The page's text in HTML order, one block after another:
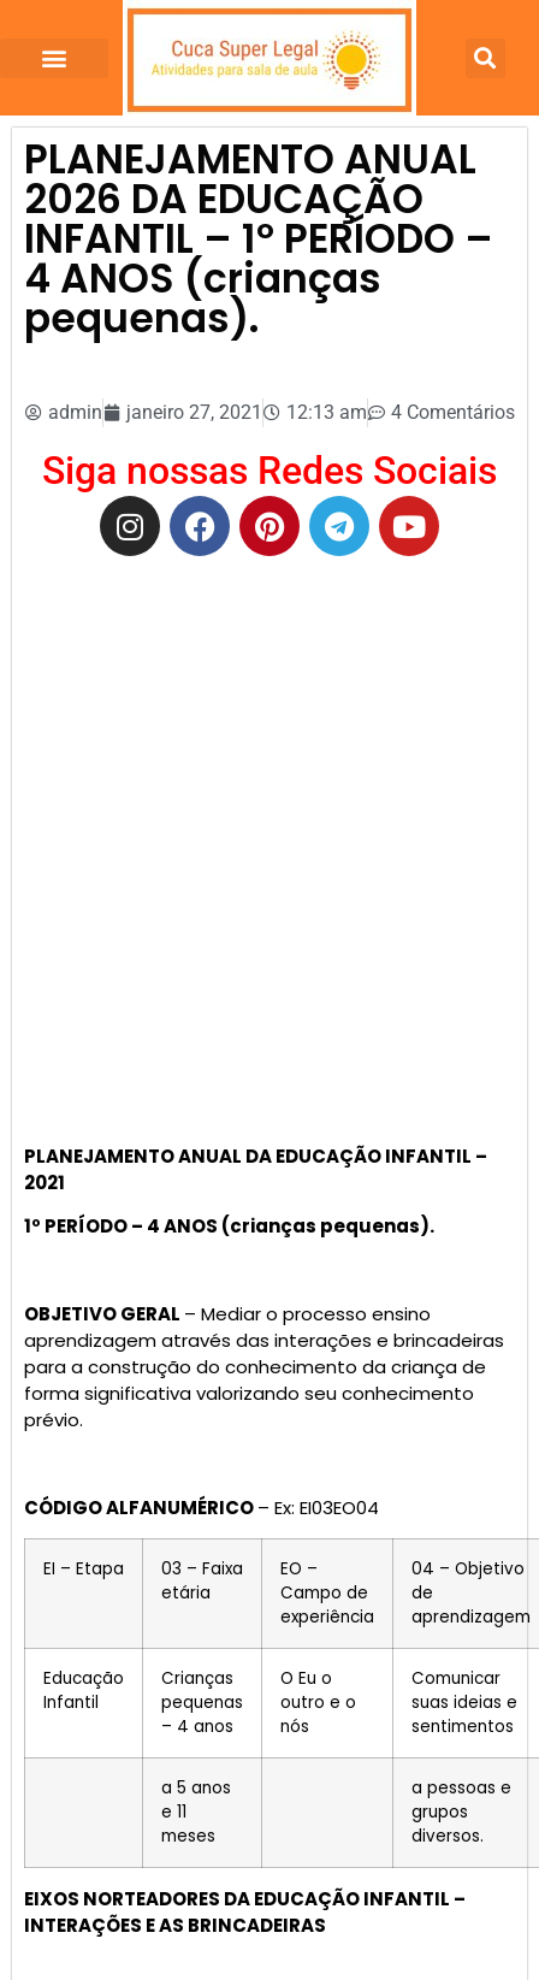
PLANEJAMENTO ANUAL
2026 DA EDUCAÇÃO
INFANTIL – 1º PERÍODO –
4 ANOS (crianças
pequenas).
admin janeiro 27, 2021 12:13 am 4 Comentários
Siga nossas Redes Sociais
PLANEJAMENTO ANUAL DA EDUCAÇÃO INFANTIL –
2021
1º PERÍODO – 4 ANOS (crianças pequenas).
OBJETIVO GERAL – Mediar o processo ensino
aprendizagem através das interações e brincadeiras
para a construção do conhecimento da criança de
forma significativa valorizando seu conhecimento
prévio.
CÓDIGO ALFANUMÉRICO– Ex: EI03EO04
EI – Etapa
03 – Faixa
etária
EO –
Campo de
experiência
04 – Objetivo
de
aprendizagem
Educação
Infantil
Crianças
pequenas
– 4 anos
O Eu o
outro e o
nós
Comunicar
suas ideias e
sentimentos
a 5 anos
e 11
meses
a pessoas e
grupos
diversos.
EIXOS NORTEADORES DA EDUCAÇÃO INFANTIL –
INTERAÇÕES E AS BRINCADEIRAS